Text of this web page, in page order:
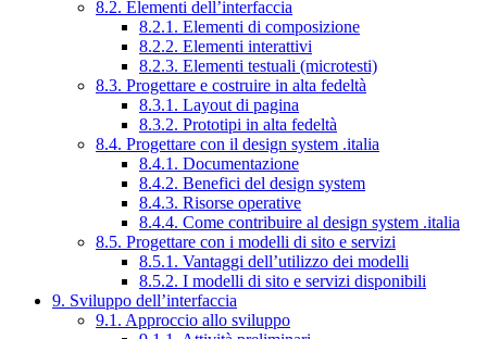
8.2. Elementi dell’interfaccia
8.2.1. Elementi di composizione
8.2.2. Elementi interattivi
8.2.3. Elementi testuali (microtesti)
8.3. Progettare e costruire in alta fedeltà
8.3.1. Layout di pagina
8.3.2. Prototipi in alta fedeltà
8.4. Progettare con il design system .italia
8.4.1. Documentazione
8.4.2. Benefici del design system
8.4.3. Risorse operative
8.4.4. Come contribuire al design system .italia
8.5. Progettare con i modelli di sito e servizi
8.5.1. Vantaggi dell’utilizzo dei modelli
8.5.2. I modelli di sito e servizi disponibili
9. Sviluppo dell’interfaccia
9.1. Approccio allo sviluppo